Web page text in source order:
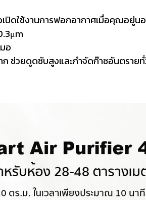
ปิดใช้งานการฟอกอากาศเมื่อคุณอยู่น
อ
วยดูดซับสูงและกำจัดก๊าซอันตรายทั่